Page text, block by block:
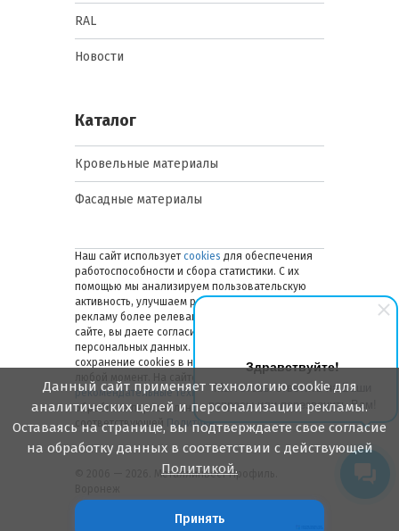
Здравствуйте!
Мы готовы ответить на Ваши
вопросы или перезвонить Вам!
RAL
Новости
Каталог
Кровельные материалы
Фасадные материалы
Наш сайт использует cookies для обеспечения
работоспособности и сбора статистики. С их
помощью мы анализируем пользовательскую
активность, улучшаем работу сайта и делаем
рекламу более релевантной. Оставаясь на
сайте, вы даете согласие на обработку ваших
персональных данных. Вы можете отключить
сохранение cookies в настройках браузера в
любой момент. На сайте также применяются
рекомендательные технологии. Подробнее об
обработке персональных данных — в
соответствующей
Политике.
© 2006 — 2026. Металлинвест Профиль.
Данный сайт применяет технологию cookie для
аналитических целей и персонализации рекламы.
Оставаясь на странице, вы подтверждаете свое согласие
на обработку данных в соответствии с действующей
Политикой.
Принять